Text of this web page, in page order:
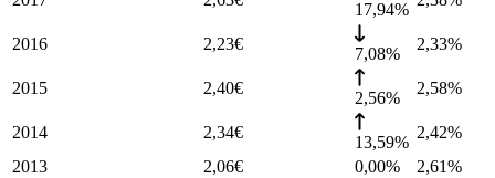
17,94%
2016 2,23€
7,08%
2,33%
2015 2,40€
2,56%
2,58%
2014 2,34€
13,59%
2,42%
2013
2,06€ 0,00% 2,61%